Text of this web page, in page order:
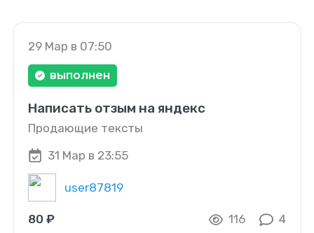
29 Мар в 07:50
выполнен
Написать отзым на яндекс
Продающие тексты
31 Мар в 23:55
user87819
80 ₽ 116 4